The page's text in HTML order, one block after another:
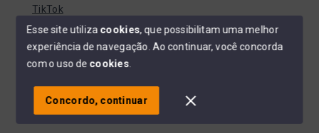
TikTok
© Copyright 2026 - EVANDRO FERNANDEZ IMOVEIS | CRECI
SITE PARA IMOBILIARIA
Esse site utiliza cookies, que possibilitam uma melhor
experiência de navegação. Ao continuar, você concorda
com o uso de cookies
Concordo, continuar